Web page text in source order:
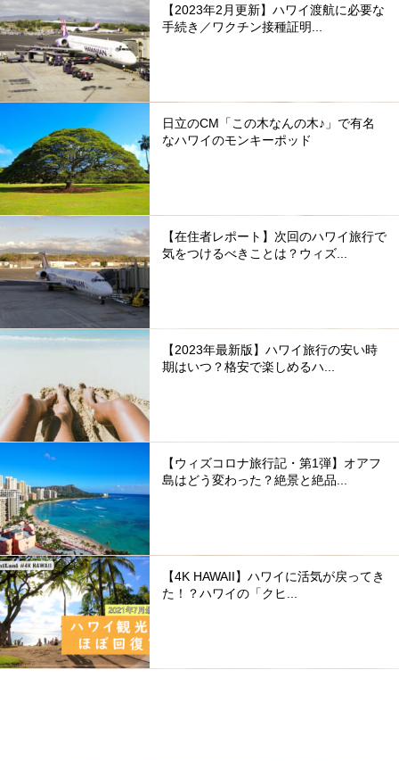
【2023年2月更新】ハワイ渡航に必要な
手続き／ワクチン接種証明...
日立のCM「この木なんの木♪」で有名
なハワイのモンキーポッド
【在住者レポート】次回のハワイ旅行で
気をつけるべきことは？ウィズ...
【2023年最新版】ハワイ旅行の安い時
期はいつ？格安で楽しめるハ...
【ウィズコロナ旅行記・第1弾】オアフ
島はどう変わった？絶景と絶品...
【4K HAWAII】ハワイに活気が戻ってき
た！？ハワイの「クヒ...